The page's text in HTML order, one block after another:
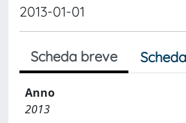
2013-01-01
Scheda breve
Anno
2013